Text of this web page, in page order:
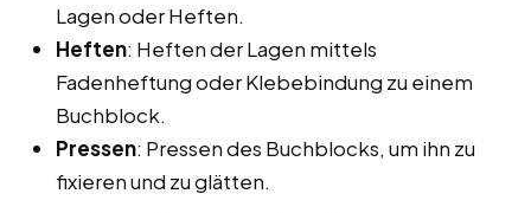
Lagen oder Heften.
Heften: Heften der Lagen mittels
Fadenheftung oder Klebebindung zu einem
Buchblock.
Pressen: Pressen des Buchblocks, um ihn zu
fixieren und zu glätten.